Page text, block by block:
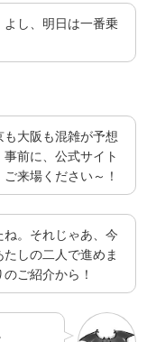
し、明日は一番乗
大阪も混雑が予想
前に、公式サイト
来場ください～！
。それじゃあ、今
しの二人で進めま
ご紹介から！